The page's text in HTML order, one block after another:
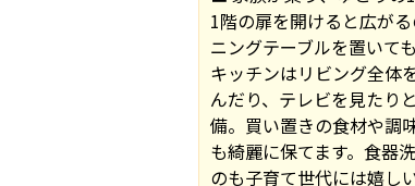
1階の扉を開けると広が
ニングテーブルを置いて
キッチンはリビング全体
んだり、テレビを見たり
備。買い置きの食材や調
も綺麗に保てます。食器
のも子育て世代には嬉し